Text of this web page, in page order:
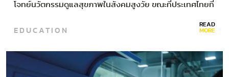
โจทย์นวัตกรรมดูแลสุขภาพในสังคมสูงวัย ขณะที่ประเทศไทยที่
และเทคโนโลยีเติบโตขึ้นและเข้ามาช่วยในเรื่องความสะดวก
ทศวรรษก่อนหน้า ทั้งหน้าบ้านอย่างหุ่นยนต์ดินสอ หรือหลัง
บ้านอย่างหุ่นยนต์จัดยา…
EDUCATION READ
MORE